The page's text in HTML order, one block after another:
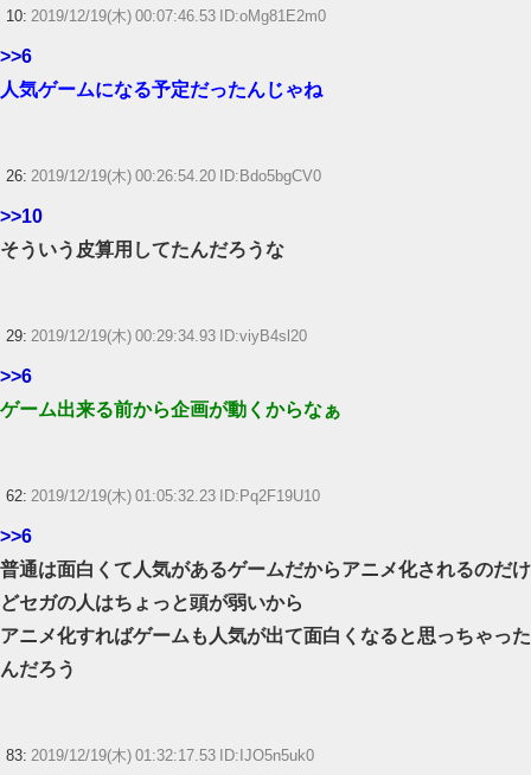
10: 2019/12/19(木) 00:07:46.53 ID:oMg81E2m0
>>6
人気ゲームになる予定だったんじゃね
26: 2019/12/19(木) 00:26:54.20 ID:Bdo5bgCV0
>>10
そういう皮算用してたんだろうな
29: 2019/12/19(木) 00:29:34.93 ID:viyB4sl20
>>6
ゲーム出来る前から企画が動くからなぁ
62: 2019/12/19(木) 01:05:32.23 ID:Pq2F19U10
>>6
普通は面白くて人気があるゲームだからアニメ化されるのだけ
どセガの人はちょっと頭が弱いから
アニメ化すればゲームも人気が出て面白くなると思っちゃった
んだろう
83: 2019/12/19(木) 01:32:17.53 ID:IJO5n5uk0